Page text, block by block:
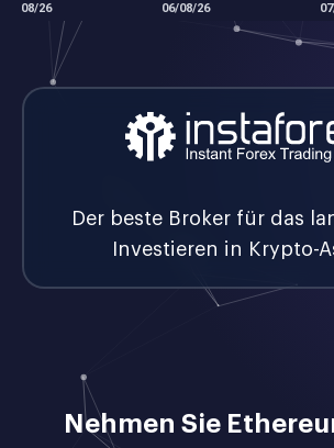
Der beste Broker für das
Investieren in Krypto-
Nehmen Sie